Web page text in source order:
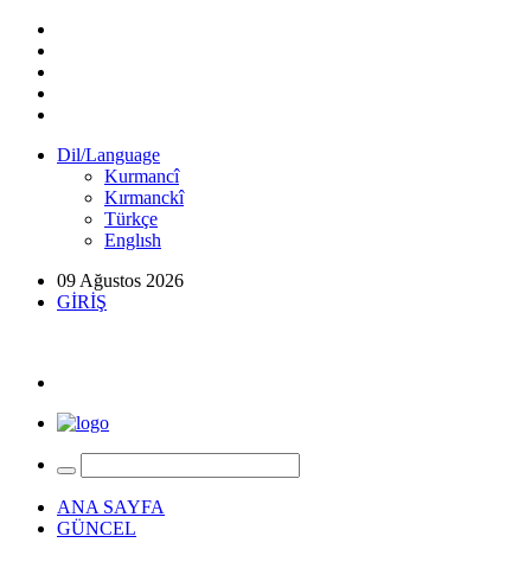
Dil/Language
Kurmancî
Kırmanckî
Türkçe
Englısh
09 Ağustos 2026
GİRİŞ
ANA SAYFA
GÜNCEL